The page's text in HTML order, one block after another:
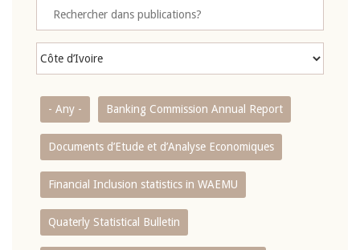
- Any - Banking Commission Annual Report
Documents d’Etude et d’Analyse Economiques
Financial Inclusion statistics in WAEMU
Quaterly Statistical Bulletin